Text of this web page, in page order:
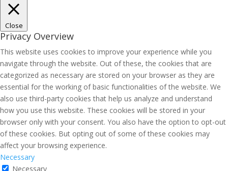
Close
Privacy Overview
This website uses cookies to improve your experience while you
navigate through the website. Out of these, the cookies that are
categorized as necessary are stored on your browser as they are
essential for the working of basic functionalities of the website. We
also use third-party cookies that help us analyze and understand
how you use this website. These cookies will be stored in your
browser only with your consent. You also have the option to opt-out
of these cookies. But opting out of some of these cookies may
affect your browsing experience.
Necessary
Necessary